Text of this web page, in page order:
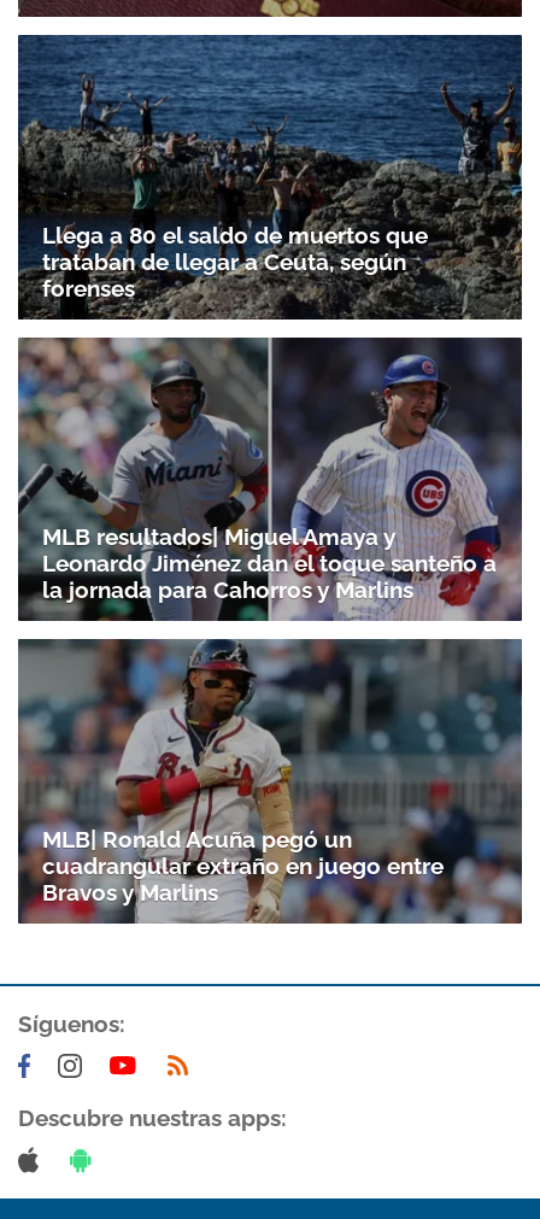
Llega a 80 el saldo de muertos que
trataban de llegar a Ceuta, según
forenses
MLB resultados| Miguel Amaya y
Leonardo Jiménez dan el toque santeño a
la jornada para Cahorros y Marlins
MLB| Ronald Acuña pegó un
cuadrangular extraño en juego entre
Bravos y Marlins
Síguenos:
Descubre nuestras apps: